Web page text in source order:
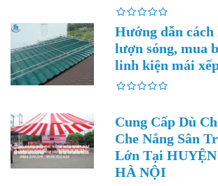
Hướng dẫn
lượn sóng, mua
linh kiện mái
Cung Cấp Dù
Che Nắng Sân
Lớn Tại
HÀ NỘI